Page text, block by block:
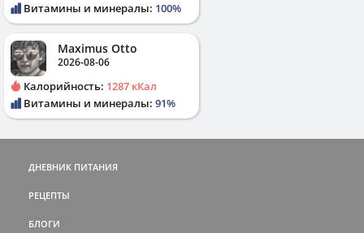
Витамины и минералы: 100%
Maximus Otto
2026-08-06
Калорийность: 1287 кКал
Витамины и минералы: 91%
ДНЕВНИК ПИТАНИЯ
РЕЦЕПТЫ
БЛОГИ